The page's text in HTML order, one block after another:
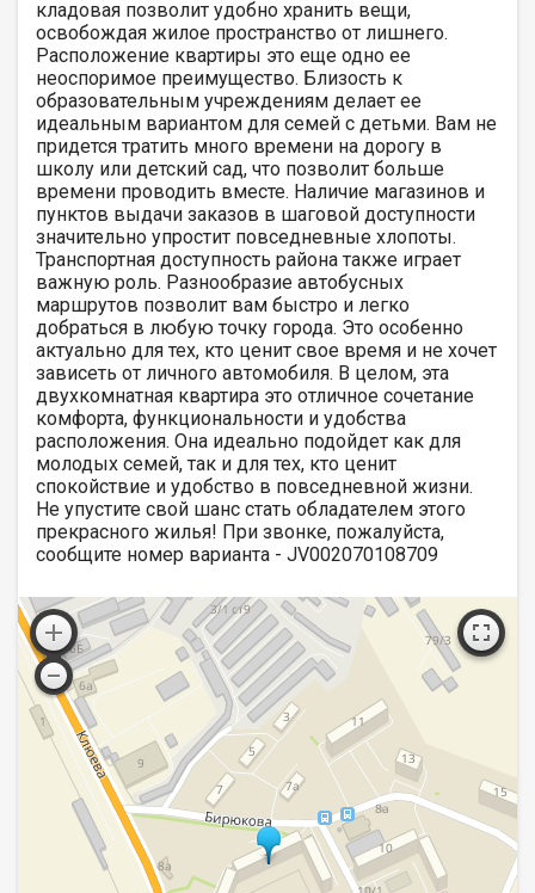
кладовая позволит удобно хранить вещи,
освобождая жилое пространство от лишнего.
Расположение квартиры это еще одно ее
неоспоримое преимущество. Близость к
образовательным учреждениям делает ее
идеальным вариантом для семей с детьми. Вам не
придется тратить много времени на дорогу в
школу или детский сад, что позволит больше
времени проводить вместе. Наличие магазинов и
пунктов выдачи заказов в шаговой доступности
значительно упростит повседневные хлопоты.
Транспортная доступность района также играет
важную роль. Разнообразие автобусных
маршрутов позволит вам быстро и легко
добраться в любую точку города. Это особенно
актуально для тех, кто ценит свое время и не хочет
зависеть от личного автомобиля. В целом, эта
двухкомнатная квартира это отличное сочетание
комфорта, функциональности и удобства
расположения. Она идеально подойдет как для
молодых семей, так и для тех, кто ценит
спокойствие и удобство в повседневной жизни.
Не упустите свой шанс стать обладателем этого
прекрасного жилья! При звонке, пожалуйста,
сообщите номер варианта - JV002070108709